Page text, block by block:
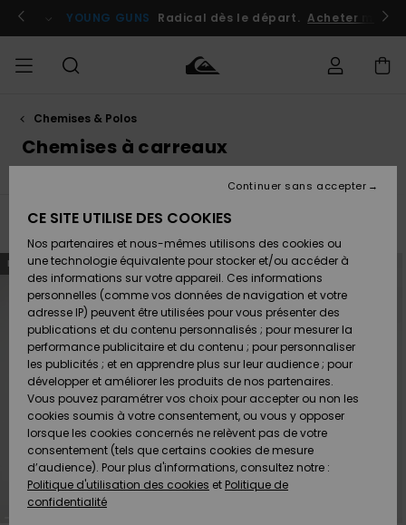
de
grille
des
produits
Se connecter / s'inscrire
YOUNG GUNS Radical dès le départ. Acheter
HOMME Vêtements
Chaussures
& Tongs
Surf
Snow
Nouveautés
Vêtements
Chaussures
& Tongs
Surf
Snow
Nouveautés
FEMME
Shop
A
Découvrir
Snow
SURF
Surf
Shop
Surf
Shop
Enfant
Highlights
Communauté
SNOW
Snow
Shop
Snow
Shop
Enfant
Snow
Shop
Femme
A
Découvrir
Communauté
OUTLET
Outlet
Homme
Enfant
Outlet
Femme
AIDE &
CONTACT
Accéder à
commande
Retours
Paiement
Carte
Cadeau
Quiksilver
Freedom
Protection
des
MAGASINS
Chemises & Polos
Chemises à carreaux
Filtrer & Trier
Passer
aux
critères
filtrage
recherche
Aller
trier
NOUVEAUTÉ NOUVEAUTÉ
CE SITE UTILISE DES COOKIES
Nos partenaires et nous-mêmes utilisons des cookies ou
une technologie équivalente pour stocker et/ou accéder à
des informations sur votre appareil. Ces informations
personnelles (comme vos données de navigation et votre
adresse IP) peuvent être utilisées pour vous présenter des
publications et du contenu personnalisés ; pour mesurer la
performance publicitaire et du contenu ; pour personnaliser
les publicités ; et en apprendre plus sur leur audience ; pour
développer et améliorer les produits de nos partenaires.
Vous pouvez paramétrer vos choix pour accepter ou non les
cookies soumis à votre consentement, ou vous y opposer
lorsque les cookies concernés ne relèvent pas de votre
consentement (tels que certains cookies de mesure
d’audience). Pour plus d'informations, consultez notre :
Politique d'utilisation des cookies et Politique de
confidentialité
Continuer sans accepter